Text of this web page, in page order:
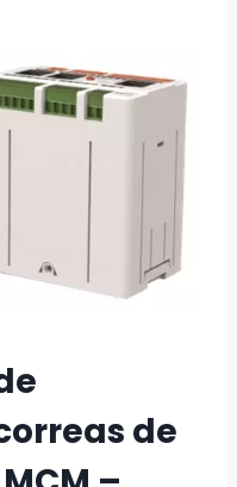
de